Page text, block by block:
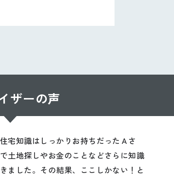
ザーの声
宅知識はしっかりお持ちだったＡさ
土地探しやお金のことなどさらに知識
ました。その結果、ここしかない！と